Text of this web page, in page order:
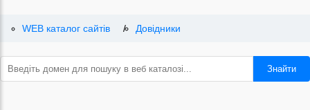
WEB каталог сайтів Довідники
Знайти